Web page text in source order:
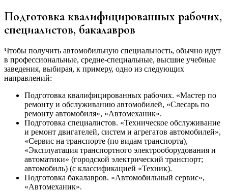
Подготовка квалифицированных рабочих,
специалистов, бакалавров
Чтобы получить автомобильную специальность, обычно идут
в профессиональные, средне-специальные, высшие учебные
заведения, выбирая, к примеру, одно из следующих
направлений:
Подготовка квалифицированных рабочих. «Мастер по
ремонту и обслуживанию автомобилей, «Слесарь по
ремонту автомобиля», «Автомеханик».
Подготовка специалистов. «Техническое обслуживание
и ремонт двигателей, систем и агрегатов автомобилей»,
«Сервис на транспорте (по видам транспорта),
«Эксплуатация транспортного электрооборудования и
автоматики» (городской электрический транспорт;
автомобиль) (с классификацией «Техник).
Подготовка бакалавров. «Автомобильный сервис»,
«Автомеханик».